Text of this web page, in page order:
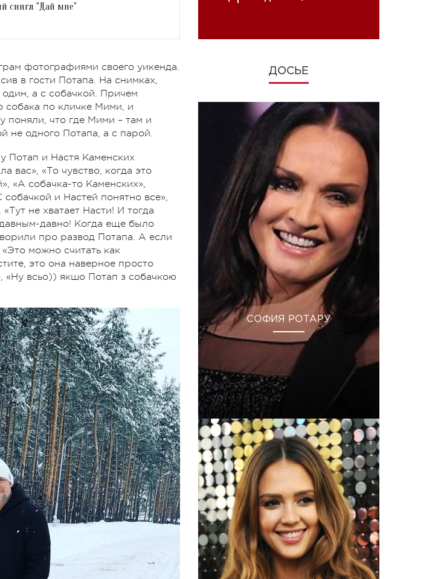
сингл "Дай мне"
фотографиями своего уикенда.
в гости Потапа. На снимках,
а с собачкой. Причем
собака по кличке Мими, и
поняли, что где Мими – там и
не одного Потапа, а с парой.
Потап и Настя Каменских
вас», «То чувство, когда это
«А собачка-то Каменских»,
и Настей понятно все»,
не хватает Насти! И тогда
давно! Когда еще было
про развод Потапа. А если
можно считать как
это она наверное просто
«Ну всьо)) якшо Потап з собачкою
ДОСЬЕ
СОФИЯ РОТАРУ